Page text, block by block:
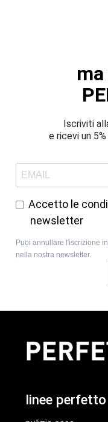
Iscriviti
e ricevi un
Accetto le
newsletter
Puoi annullare l'iscrizione
nella nostra newsletter.
linee perfetto